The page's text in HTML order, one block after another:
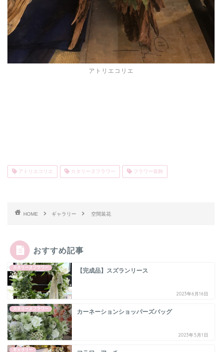
アトリエコリエ
アトリエコリエ カタリーヌフラワー フラワー装飾
HOME ギャラリー 空間装花
おすすめ記事
カタリーヌフラワー 【完成品】スズランリース
2023年6月16日
カタリーヌフラワー カーネーションショッパーズバッグ
2023年5月1日
ギャラリー